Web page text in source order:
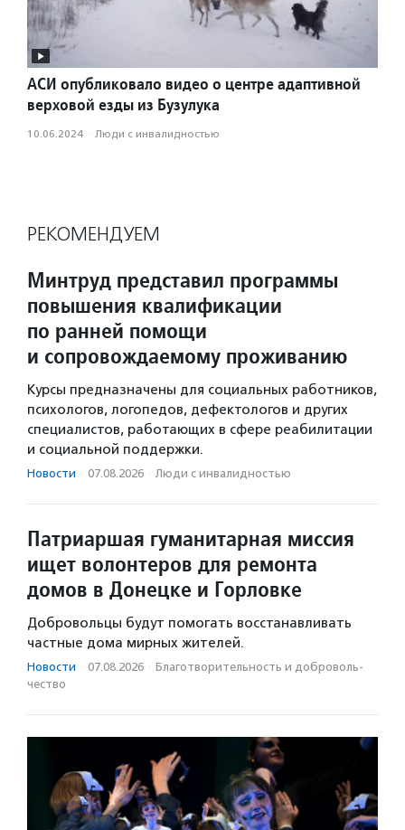
АСИ опубликовало видео о центре адаптивной
верховой езды из Бузулука
10.06.2024 · Люди с инвалидностью
РЕКОМЕНДУЕМ
Минтруд представил программы
повышения квалификации
по ранней помощи
и сопровождаемому проживанию
Курсы предназначены для социальных работников,
психологов, логопедов, дефектологов и других
специалистов, работающих в сфере реабилитации
и социальной поддержки.
Новости · 07.08.2026 · Люди с инвалидностью
Патриаршая гуманитарная миссия
ищет волонтеров для ремонта
домов в Донецке и Горловке
Добровольцы будут помогать восстанавливать
частные дома мирных жителей.
Новости · 07.08.2026 · Благотвори­тель­ность и доброволь­
чест­во